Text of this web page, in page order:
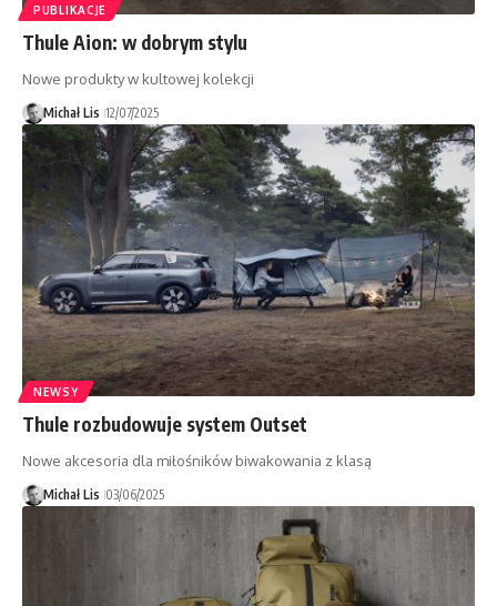
PUBLIKACJE
Thule Aion: w dobrym stylu
Nowe produkty w kultowej kolekcji
Michał Lis 12/07/2025
NEWSY
Thule rozbudowuje system Outset
Nowe akcesoria dla miłośników biwakowania z klasą
Michał Lis 03/06/2025